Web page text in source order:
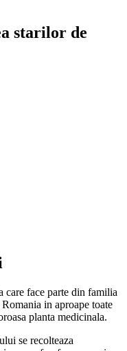
starilor de
care face parte din familia
in aproape toate
planta medicinala.
se recolteaza